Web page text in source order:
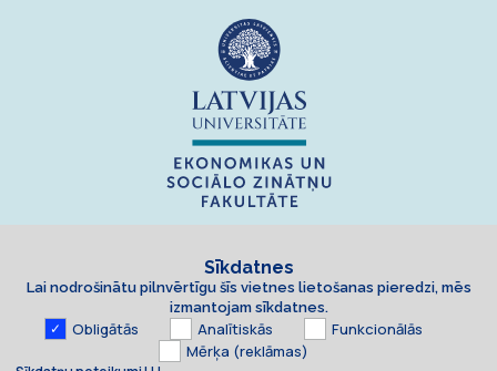
Sīkdatnes
Lai nodrošinātu pilnvērtīgu šīs vietnes lietošanas pieredzi, mēs
izmantojam sīkdatnes.
Obligātās Analītiskās
Funkcionālās
Mērķa (reklāmas)